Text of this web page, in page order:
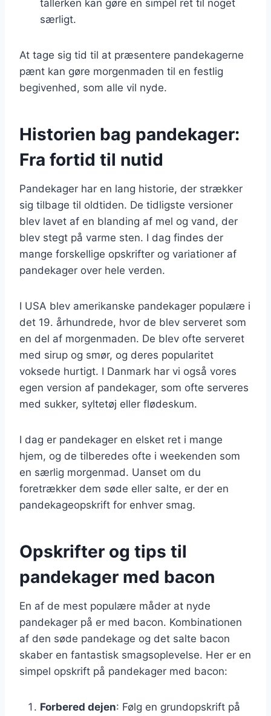
tallerken kan gøre en simpel ret til noget
særligt.
At tage sig tid til at præsentere pandekagerne
pænt kan gøre morgenmaden til en festlig
begivenhed, som alle vil nyde.
Historien bag pandekager:
Fra fortid til nutid
Pandekager har en lang historie, der strækker
sig tilbage til oldtiden. De tidligste versioner
blev lavet af en blanding af mel og vand, der
blev stegt på varme sten. I dag findes der
mange forskellige opskrifter og variationer af
pandekager over hele verden.
I USA blev amerikanske pandekager populære i
det 19. århundrede, hvor de blev serveret som
en del af morgenmaden. De blev ofte serveret
med sirup og smør, og deres popularitet
voksede hurtigt. I Danmark har vi også vores
egen version af pandekager, som ofte serveres
med sukker, syltetøj eller flødeskum.
I dag er pandekager en elsket ret i mange
hjem, og de tilberedes ofte i weekenden som
en særlig morgenmad. Uanset om du
foretrækker dem søde eller salte, er der en
pandekageopskrift for enhver smag.
Opskrifter og tips til
pandekager med bacon
En af de mest populære måder at nyde
pandekager på er med bacon. Kombinationen
af den søde pandekage og det salte bacon
skaber en fantastisk smagsoplevelse. Her er en
simpel opskrift på pandekager med bacon:
Forbered dejen: Følg en grundopskrift på